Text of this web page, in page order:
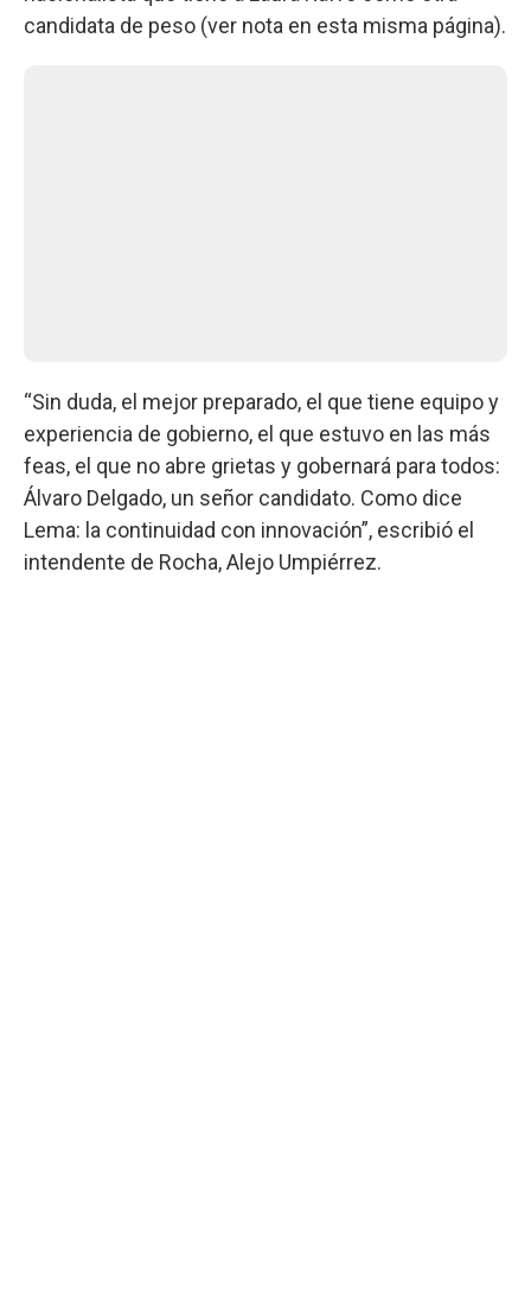
candidata de peso (ver nota en esta misma página).
“Sin duda, el mejor preparado, el que tiene equipo y
experiencia de gobierno, el que estuvo en las más
feas, el que no abre grietas y gobernará para todos:
Álvaro Delgado, un señor candidato. Como dice
Lema: la continuidad con innovación”, escribió el
intendente de Rocha, Alejo Umpiérrez.